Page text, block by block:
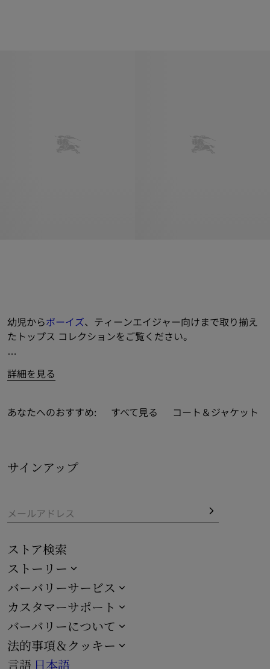
幼児からボーイズ、ティーンエイジャー向けまで取り揃え
たトップス コレクションをご覧ください。
ショートスリーブ ポロシャツ、「馬上の騎士」デザインや
したコットンTシャツなどをラインアップしました。クラ
詳細を見る
あなたへのおすすめ: すべて見る コート＆ジャケット
サインアップ
メールアドレス
ストア検索
ストーリー
バーバリーサービス
カスタマーサポート
バーバリーについて
法的事項＆クッキー
言語 日本語